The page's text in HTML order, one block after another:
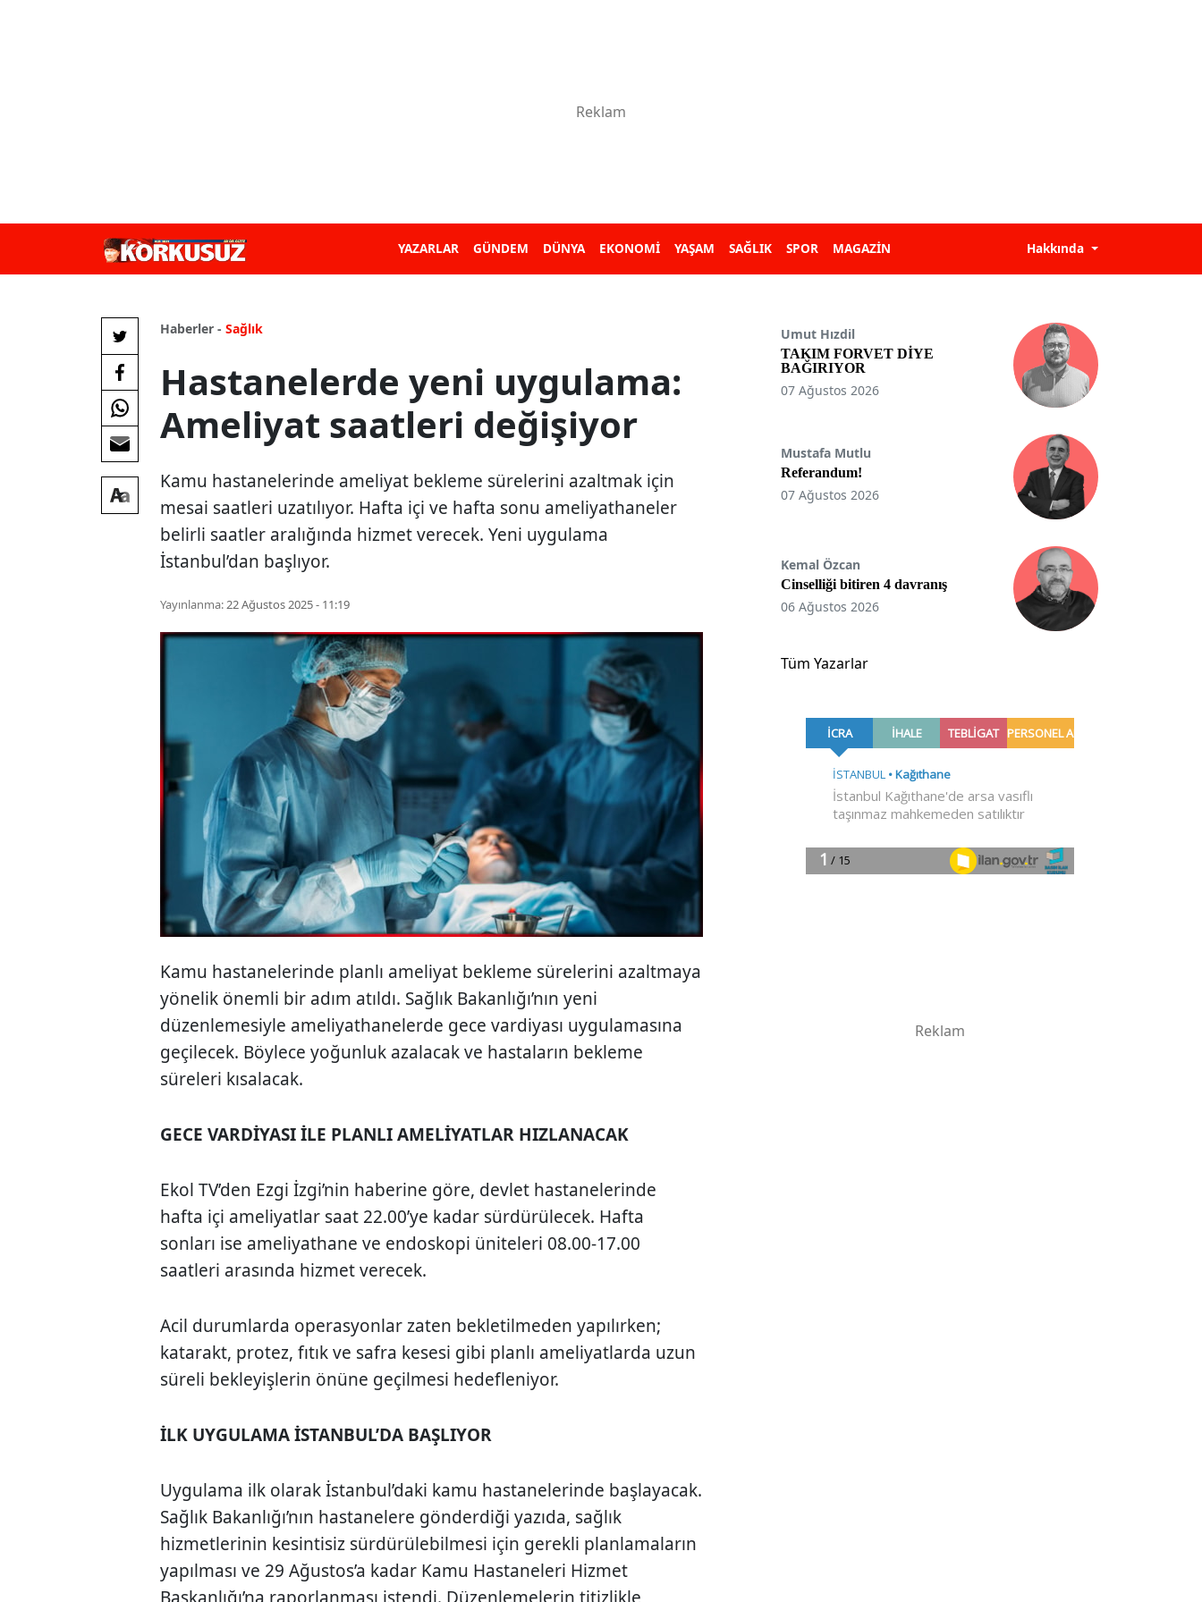
YAZARLAR GÜNDEM DÜNYA EKONOMİ YAŞAM SAĞLIK SPOR MAGAZİN Hakkında
Haberler - Sağlık
Hastanelerde yeni uygulama:
Ameliyat saatleri değişiyor
Kamu hastanelerinde ameliyat bekleme sürelerini azaltmak için
mesai saatleri uzatılıyor. Hafta içi ve hafta sonu ameliyathaneler
belirli saatler aralığında hizmet verecek. Yeni uygulama
İstanbul’dan başlıyor.
Yayınlanma:22 Ağustos 2025 - 11:19
Kamu hastanelerinde planlı ameliyat bekleme sürelerini azaltmaya
yönelik önemli bir adım atıldı. Sağlık Bakanlığı’nın yeni
düzenlemesiyle ameliyathanelerde gece vardiyası uygulamasına
geçilecek. Böylece yoğunluk azalacak ve hastaların bekleme
süreleri kısalacak.
GECE VARDİYASI İLE PLANLI AMELİYATLAR HIZLANACAK
Ekol TV’den Ezgi İzgi’nin haberine göre, devlet hastanelerinde
hafta içi ameliyatlar saat 22.00’ye kadar sürdürülecek. Hafta
sonları ise ameliyathane ve endoskopi üniteleri 08.00-17.00
saatleri arasında hizmet verecek.
Acil durumlarda operasyonlar zaten bekletilmeden yapılırken;
katarakt, protez, fıtık ve safra kesesi gibi planlı ameliyatlarda uzun
süreli bekleyişlerin önüne geçilmesi hedefleniyor.
İLK UYGULAMA İSTANBUL’DA BAŞLIYOR
Uygulama ilk olarak İstanbul’daki kamu hastanelerinde başlayacak.
Sağlık Bakanlığı’nın hastanelere gönderdiği yazıda, sağlık
hizmetlerinin kesintisiz sürdürülebilmesi için gerekli planlamaların
yapılması ve 29 Ağustos’a kadar Kamu Hastaneleri Hizmet
Umut Hızdil
TAKIM FORVET DİYE
BAĞIRIYOR
07 Ağustos 2026
Mustafa Mutlu
Referandum!
07 Ağustos 2026
Kemal Özcan
Cinselliği bitiren 4 davranış
06 Ağustos 2026
Tüm Yazarlar